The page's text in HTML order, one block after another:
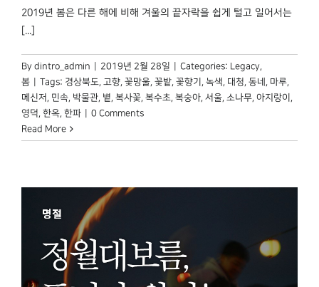
2019년 봄은 다른 해에 비해 겨울의 끝자락을 쉽게 털고 일어서는
[...]
By dintro_admin 2019년 2월 28일 Categories: Legacy
봄
Tags: 경상북도 고향 꽃망울 꽃밭 꽃향기 녹색 대청 동네 마루
메신저
민속 박물관 볕 복사꽃 복수초 복숭아 서울 소나무 아지랑이
영덕 한옥 한파
0 Comments
Read More